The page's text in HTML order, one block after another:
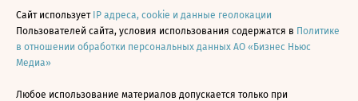
Сайт использует IP адреса, cookie и данные геолокации
Пользователей сайта, условия использования содержатся в Политике
в отношении обработки персональных данных АО «Бизнес Ньюс
Медиа»
Любое использование материалов допускается только при